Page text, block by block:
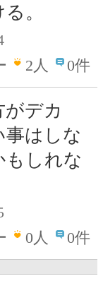
。
2人 0件
デカ
事はしな
もしれな
0人 0件